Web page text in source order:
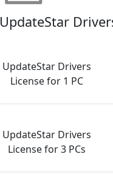
UpdateStar
UpdateStar Drivers
License for 1 PC
UpdateStar Drivers
License for 3 PCs